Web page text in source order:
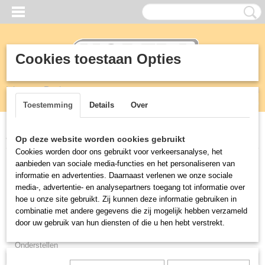
Inloggen Registreren
(0)
Home >Meubilair> Outdoor
Meubilair
Tafels
Stoelen
Tafelbladen
Onderstellen
Cookies toestaan Opties
Toestemming Details Over
Op deze website worden cookies gebruikt
Cookies worden door ons gebruikt voor verkeersanalyse, het
aanbieden van sociale media-functies en het personaliseren van
informatie en advertenties. Daarnaast verlenen we onze sociale
media-, advertentie- en analysepartners toegang tot informatie over
hoe u onze site gebruikt. Zij kunnen deze informatie gebruiken in
combinatie met andere gegevens die zij mogelijk hebben verzameld
door uw gebruik van hun diensten of die u hen hebt verstrekt.